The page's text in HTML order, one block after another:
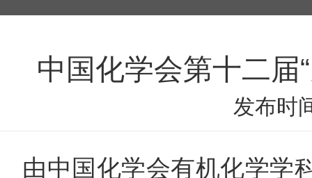
中国化学会第十二届
发布时
由中国化学会有机化学学